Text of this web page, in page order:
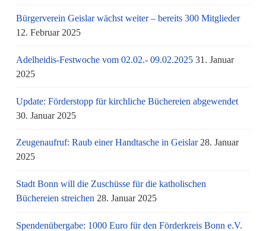
Bürgerverein Geislar wächst weiter – bereits 300 Mitglieder
12. Februar 2025
Adelheidis-Festwoche vom 02.02.- 09.02.2025 31. Januar
2025
Update: Förderstopp für kirchliche Büchereien abgewendet
30. Januar 2025
Zeugenaufruf: Raub einer Handtasche in Geislar 28. Januar
2025
Stadt Bonn will die Zuschüsse für die katholischen
Büchereien streichen 28. Januar 2025
Spendenübergabe: 1000 Euro für den Förderkreis Bonn e.V.